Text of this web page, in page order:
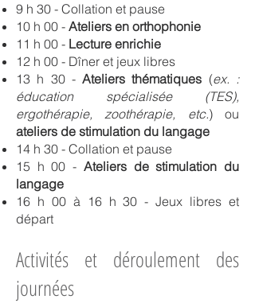
9 h 30 - Collation et pause
10 h 00 - Ateliers en orthophonie
11 h 00 - Lecture enrichie
12 h 00 - Dîner et jeux libres
13 h 30 -Ateliers thématiques (ex. :
éducation spécialisée (TES),
ergothérapie, zoothérapie, etc.)
ou
ateliers de stimulation du langage
14 h 30 - Collation et pause
15 h 00 - Ateliers de stimulation du
langage
16 h 00 à 16 h 30 - Jeux libres et
départ
Activités et déroulement des
journées